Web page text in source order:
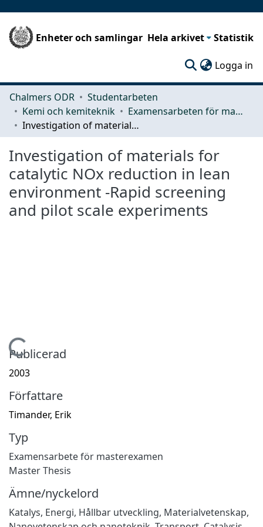
Enheter och samlingar Hela arkivet Statistik
Logga in
Chalmers ODR
Studentarbeten
Kemi och kemiteknik
Examensarbeten för masterexamen
Investigation of materials for catalytic NOx reduction in lean environment -Rapid screening and pilot scale experiments
Investigation of materials for
catalytic NOx reduction in lean
environment -Rapid screening
and pilot scale experiments
Hämtar...
Publicerad
2003
Författare
Timander, Erik
Typ
Examensarbete för masterexamen
Master Thesis
Ämne/nyckelord
Katalys, Energi, Hållbar utveckling, Materialvetenskap,